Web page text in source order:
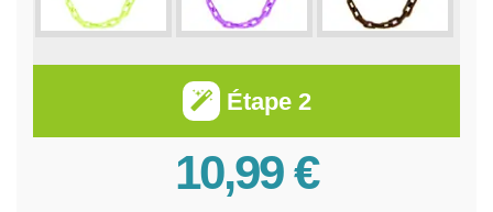
Étape 2
10,99 €